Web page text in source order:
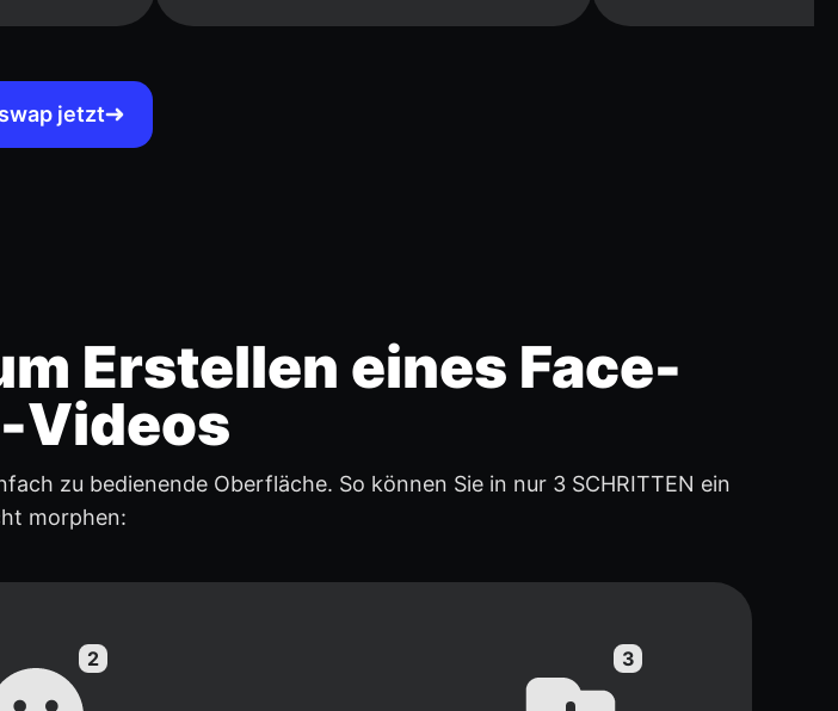
jetzt
Erstellen eines Face-
Videos
zu bedienende Oberfläche. So können Sie in nur 3 SCHRITTEN ein
morphen: